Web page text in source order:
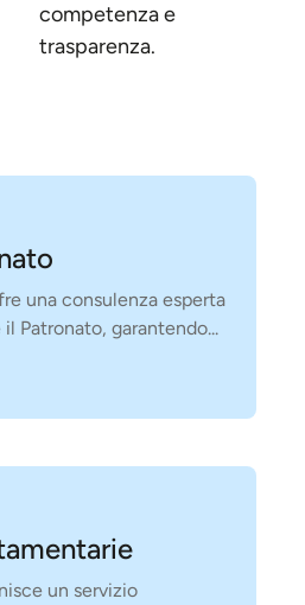
competenza e
trasparenza.
una consulenza esperta
Patronato, garantendo...
un servizio